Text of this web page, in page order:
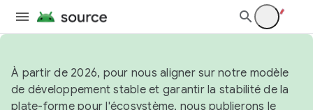
À partir de 2026, pour nous aligner sur notre modèle
de développement stable et garantir la stabilité de la
plate-forme pour l'écosystème, nous publierons le